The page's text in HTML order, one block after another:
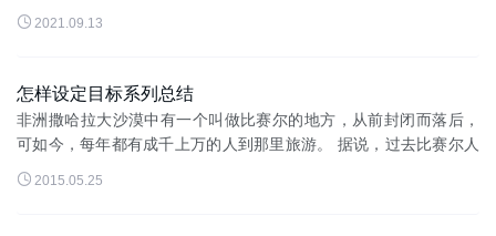
贵的东西可以用来逆风翻盘。 现在就把这大佬们都用过的翻身
秘籍分享给你：四步，只需...
 2021.09.13
怎样设定目标系列总结
非洲撒哈拉大沙漠中有一个叫做比赛尔的地方，从前封闭而落后，
可如今，每年都有成千上万的人到那里旅游。 据说，过去比赛尔人
从来没有离开过这块贫瘠的土地，不是他们不愿意离开，而是尝试
过很多次都没有走出...
 2015.05.25